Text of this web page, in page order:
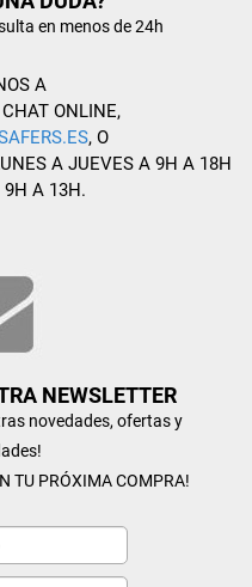
en menos de 24h
A
ONLINE,
, O
A JUEVES A 9H A 18H
9H A 13H.
NEWSLETTER
novedades, ofertas y
TU PRÓXIMA COMPRA!